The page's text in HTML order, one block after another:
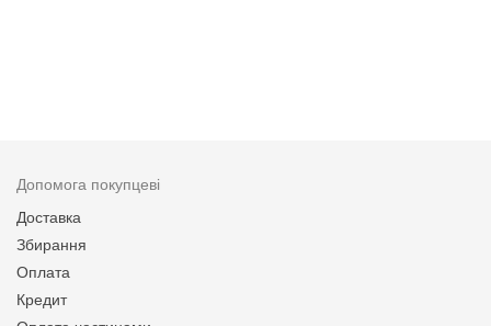
Допомога покупцеві
Доставка
Збирання
Оплата
Кредит